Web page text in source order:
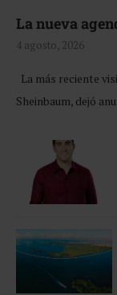
La nueva
4 agosto, 2026
La más reciente
Sheinbaum, dejó